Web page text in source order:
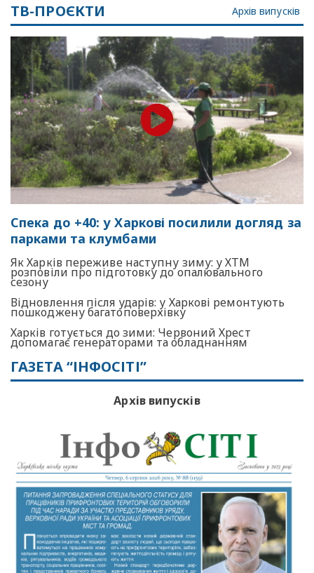
ТВ-ПРОЄКТИ Архів випусків
Спека до +40: у Харкові посилили догляд за
парками та клумбами
Як Харків переживе наступну зиму: у ХТМ
розповіли про підготовку до опалювального
сезону
Відновлення після ударів: у Харкові ремонтують
пошкоджену багатоповерхівку
Харків готується до зими: Червоний Хрест
допомагає генераторами та обладнанням
ГАЗЕТА “ІНФОСІТІ”
Архів випусків